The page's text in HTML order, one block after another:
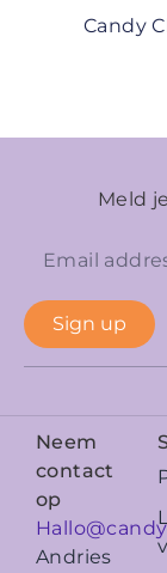
Candy
Meld
Sign up
Neem
contact
op
Andries